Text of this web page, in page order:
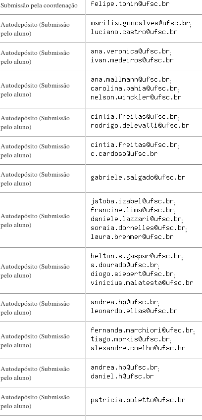
Submissão pela coordenação
Autodepósito (Submissão
pelo aluno)
;
Autodepósito (Submissão
pelo aluno)
;
Autodepósito (Submissão
pelo aluno)
;
;
Autodepósito (Submissão
pelo aluno)
;
Autodepósito (Submissão
pelo aluno)
;
Autodepósito (Submissão
pelo aluno)
Autodepósito (Submissão
pelo aluno)
;
;
;
;
Autodepósito (Submissão
pelo aluno)
;
;
;
Autodepósito (Submissão
pelo aluno)
;
Autodepósito (Submissão
pelo aluno)
;
;
Autodepósito (Submissão
pelo aluno)
;
Autodepósito (Submissão
pelo aluno)